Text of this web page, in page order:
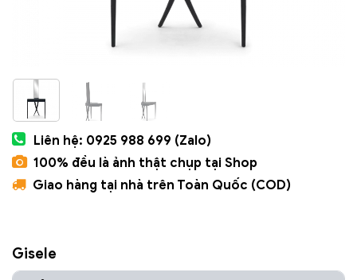
Liên hệ: 0925 988 699 (Zalo)
100% đều là ảnh thật chụp tại Shop
Giao hàng tại nhà trên Toàn Quốc (COD)
Gisele